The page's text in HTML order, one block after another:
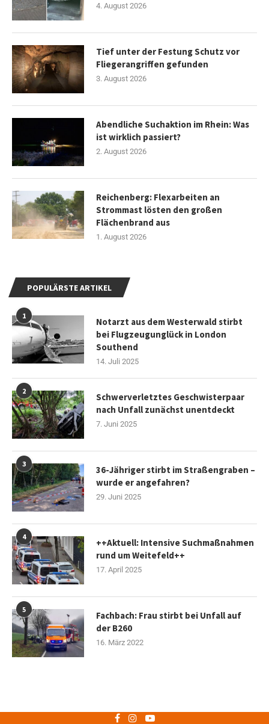
4. August 2026
Tief unter der Festung Schutz vor
Fliegerangriffen gefunden
3. August 2026
Abendliche Suchaktion im Rhein: Was
ist wirklich passiert?
2. August 2026
Reichenberg: Flexarbeiten an
Strommast lösten den großen
Flächenbrand aus
1. August 2026
POPULÄRSTE ARTIKEL
1
Notarzt aus dem Westerwald stirbt
bei Flugzeugunglück in London
Southend
14. Juli 2025
2
Schwerverletztes Geschwisterpaar
nach Unfall zunächst unentdeckt
7. Juni 2025
3
36-Jähriger stirbt im Straßengraben –
wurde er angefahren?
29. Juni 2025
4
++Aktuell: Intensive Suchmaßnahmen
rund um Weitefeld++
17. April 2025
5
Fachbach: Frau stirbt bei Unfall auf
der B260
16. März 2022